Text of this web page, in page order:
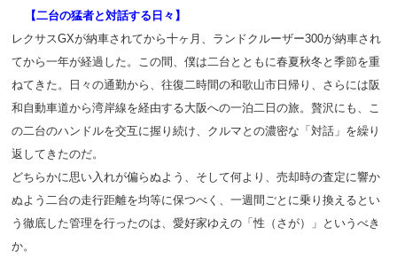
【二台の猛者と対話する日々】
レクサスGXが納車されてから十ヶ月、ランドクルーザー300が納車され
てから一年が経過した。この間、僕は二台とともに春夏秋冬と季節を重
ねてきた。日々の通勤から、往復二時間の和歌山市日帰り、さらには阪
和自動車道から湾岸線を経由する大阪への一泊二日の旅。贅沢にも、こ
の二台のハンドルを交互に握り続け、クルマとの濃密な「対話」を繰り
返してきたのだ。
どちらかに思い入れが偏らぬよう、そして何より、売却時の査定に響か
ぬよう二台の走行距離を均等に保つべく、一週間ごとに乗り換えるとい
う徹底した管理を行ったのは、愛好家ゆえの「性（さが）」というべき
か。